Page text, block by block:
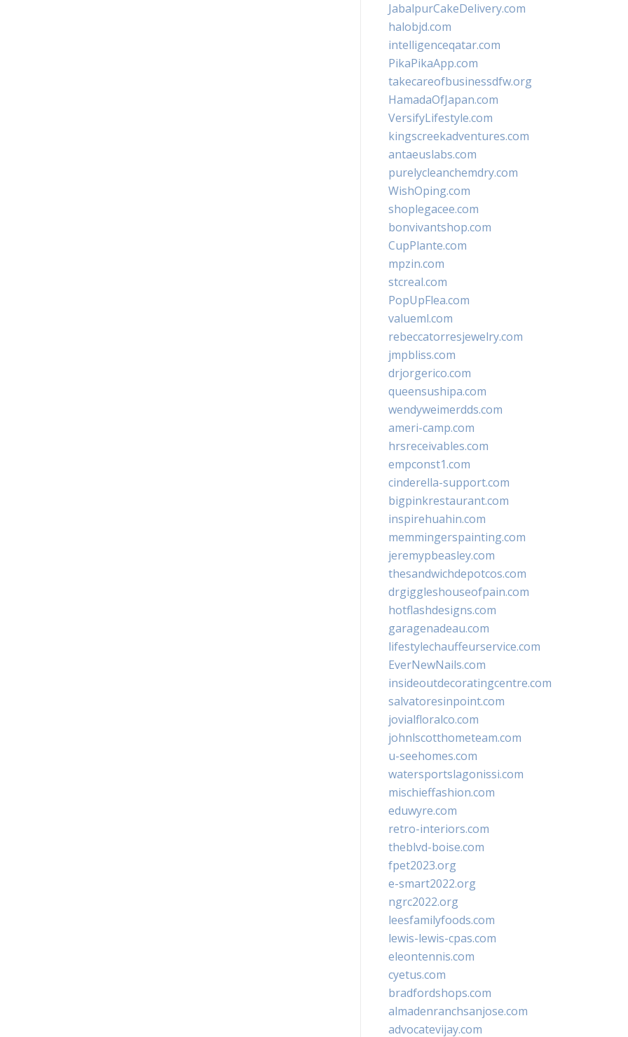
JabalpurCakeDelivery.com
halobjd.com
intelligenceqatar.com
PikaPikaApp.com
takecareofbusinessdfw.org
HamadaOfJapan.com
VersifyLifestyle.com
kingscreekadventures.com
antaeuslabs.com
purelycleanchemdry.com
WishOping.com
shoplegacee.com
bonvivantshop.com
CupPlante.com
mpzin.com
stcreal.com
PopUpFlea.com
valueml.com
rebeccatorresjewelry.com
jmpbliss.com
drjorgerico.com
queensushipa.com
wendyweimerdds.com
ameri-camp.com
hrsreceivables.com
empconst1.com
cinderella-support.com
bigpinkrestaurant.com
inspirehuahin.com
memmingerspainting.com
jeremypbeasley.com
thesandwichdepotcos.com
drgiggleshouseofpain.com
hotflashdesigns.com
garagenadeau.com
lifestylechauffeurservice.com
EverNewNails.com
insideoutdecoratingcentre.com
salvatoresinpoint.com
jovialfloralco.com
johnlscotthometeam.com
u-seehomes.com
watersportslagonissi.com
mischieffashion.com
eduwyre.com
retro-interiors.com
theblvd-boise.com
fpet2023.org
e-smart2022.org
ngrc2022.org
leesfamilyfoods.com
lewis-lewis-cpas.com
eleontennis.com
cyetus.com
bradfordshops.com
almadenranchsanjose.com
advocatevijay.com